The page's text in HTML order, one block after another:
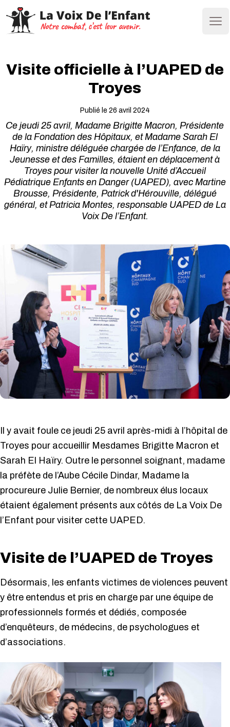
Visite officielle à l’UAPED de
Troyes
Publié le 26 avril 2024
Ce jeudi 25 avril, Madame Brigitte Macron, Présidente
de la Fondation des Hôpitaux, et Madame Sarah El
Haïry, ministre déléguée chargée de l’Enfance, de la
Jeunesse et des Familles, étaient en déplacement à
Troyes pour visiter la nouvelle Unité d’Accueil
Pédiatrique Enfants en Danger (UAPED), avec Martine
Brousse, Présidente, Patrick d'Hérouville, délégué
général, et Patricia Montes, responsable UAPED de La
Voix De l’Enfant.
Il y avait foule ce jeudi 25 avril après-midi à l’hôpital de
Troyes pour accueillir Mesdames Brigitte Macron et
Sarah El Haïry. Outre le personnel soignant, madame
la préfète de l’Aube Cécile Dindar, Madame la
procureure Julie Bernier, de nombreux élus locaux
étaient également présents aux côtés de La Voix De
l’Enfant pour visiter cette UAPED.
Visite de l’UAPED de Troyes
Désormais, les enfants victimes de violences peuvent
y être entendus et pris en charge par une équipe de
professionnels formés et dédiés, composée
d’enquêteurs, de médecins, de psychologues et
d’associations.